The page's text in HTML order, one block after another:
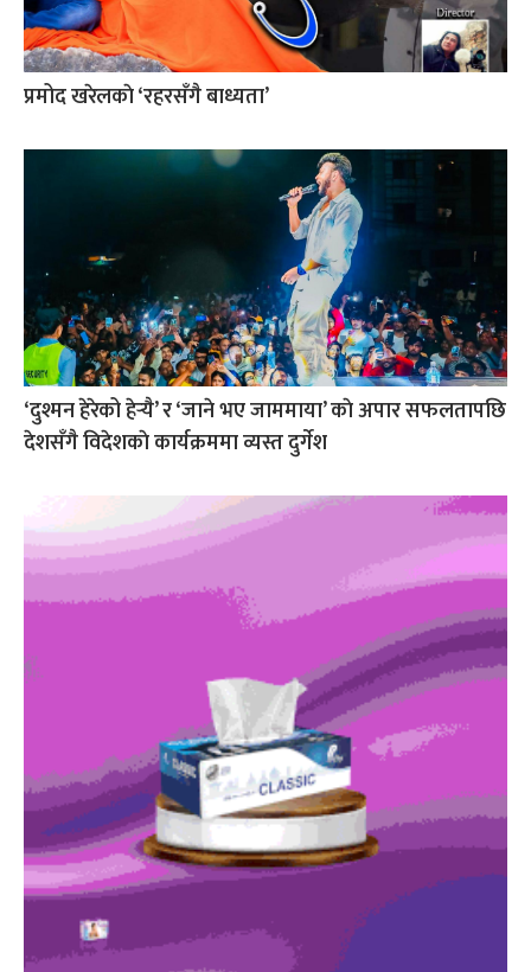
प्रमोद खरेलकाे ‘रहरसँगै बाध्यता’
‘दुश्मन हेरेको हेर्‍यै’ र ‘जाने भए जाममाया’ काे अपार सफलतापछि
देशसँगै विदेशकाे कार्यक्रममा व्यस्त दुर्गेश